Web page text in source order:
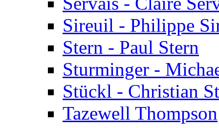
Sireuil - Philippe
Stern - Paul Stern
Sturminger -
Stückl - Christian
Tazewell Thompson